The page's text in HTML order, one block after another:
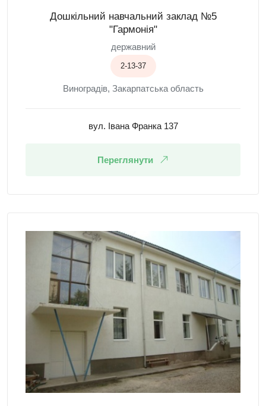
Дошкільний навчальний заклад №5
"Гармонія"
державний
2-13-37
Виноградів, Закарпатська область
вул. Івана Франка 137
Переглянути